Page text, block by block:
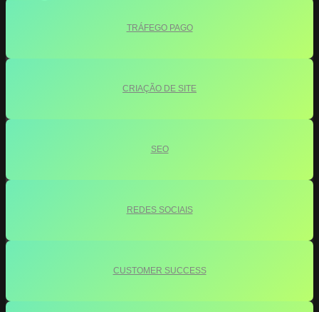
TRÁFEGO PAGO
CRIAÇÃO DE SITE
SEO
REDES SOCIAIS
CUSTOMER SUCCESS